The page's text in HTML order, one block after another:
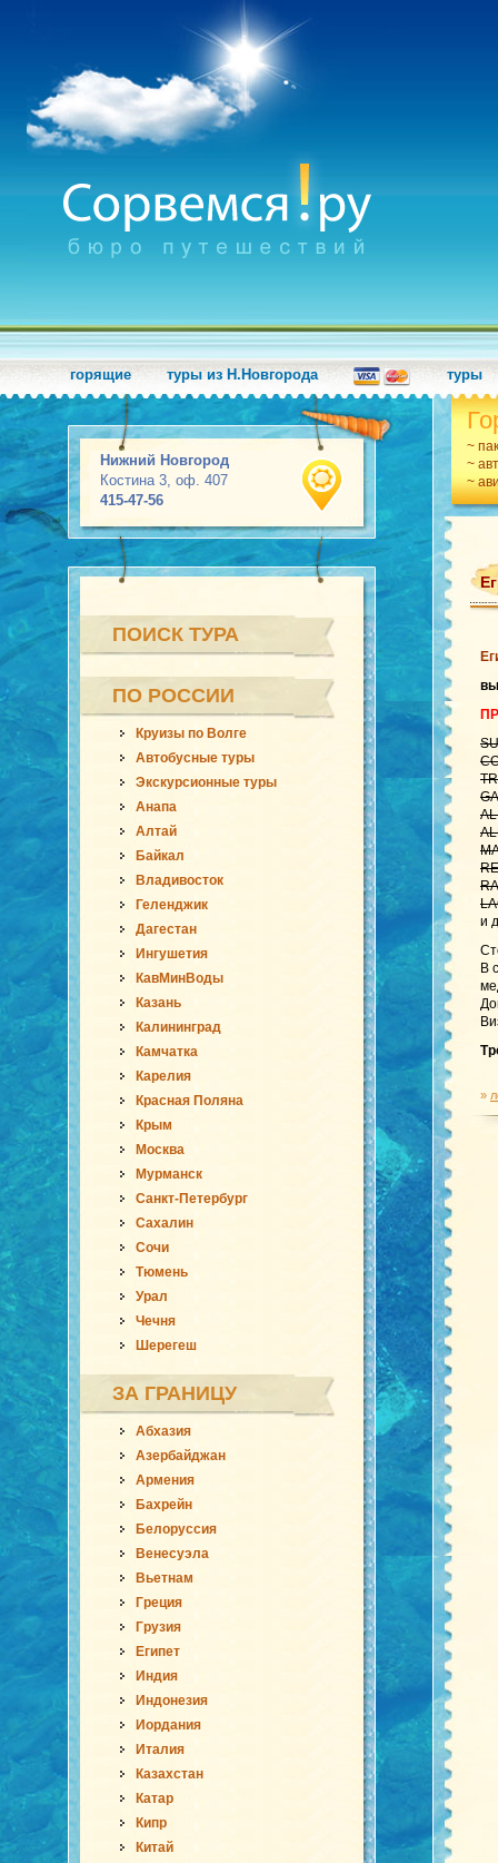
горящие туры из Н.Новгорода туры
Нижний Новгород
Костина 3, оф. 407
415-47-56
~
~
~
ПОИСК ТУРА
ПО РОССИИ
Круизы по Волге
Автобусные туры
Экскурсионные туры
Анапа
Алтай
Байкал
Владивосток
Геленджик
Дагестан
Ингушетия
КавМинВоды
Казань
Калининград
Камчатка
Карелия
Красная Поляна
Крым
Москва
Мурманск
Санкт-Петербург
Сахалин
Сочи
Тюмень
Урал
Чечня
Шерегеш
ЗА ГРАНИЦУ
Абхазия
Азербайджан
Армения
Бахрейн
Белоруссия
Венесуэла
Вьетнам
Греция
Грузия
Египет
Индия
Индонезия
Иордания
Италия
Казахстан
Катар
Кипр
Китай
и
В
»